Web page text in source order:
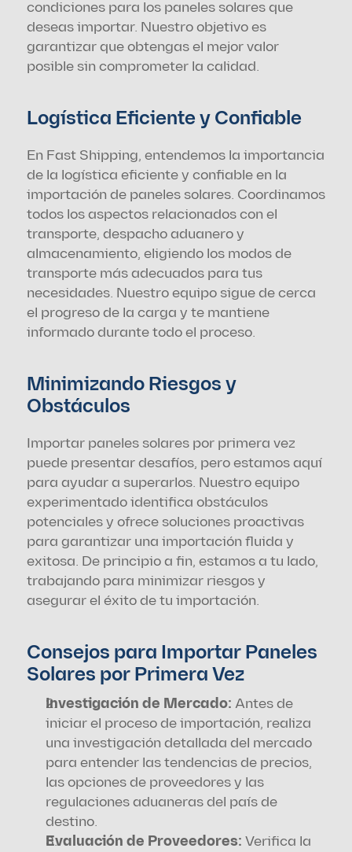
condiciones para los paneles solares que
deseas importar. Nuestro objetivo es
garantizar que obtengas el mejor valor
posible sin comprometer la calidad.
Logística Eficiente y Confiable
En Fast Shipping, entendemos la importancia
de la logística eficiente y confiable en la
importación de paneles solares. Coordinamos
todos los aspectos relacionados con el
transporte, despacho aduanero y
almacenamiento, eligiendo los modos de
transporte más adecuados para tus
necesidades. Nuestro equipo sigue de cerca
el progreso de la carga y te mantiene
informado durante todo el proceso.
Minimizando Riesgos y
Obstáculos
Importar paneles solares por primera vez
puede presentar desafíos, pero estamos aquí
para ayudar a superarlos. Nuestro equipo
experimentado identifica obstáculos
potenciales y ofrece soluciones proactivas
para garantizar una importación fluida y
exitosa. De principio a fin, estamos a tu lado,
trabajando para minimizar riesgos y
asegurar el éxito de tu importación.
Consejos para Importar Paneles
Solares por Primera Vez
Investigación de Mercado: Antes de
iniciar el proceso de importación, realiza
una investigación detallada del mercado
para entender las tendencias de precios,
las opciones de proveedores y las
regulaciones aduaneras del país de
destino.
Evaluación de Proveedores: Verifica la